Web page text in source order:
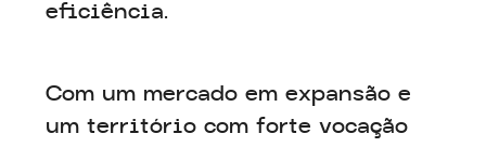
eficiência.
Com um mercado em expansão e
um território com forte vocação